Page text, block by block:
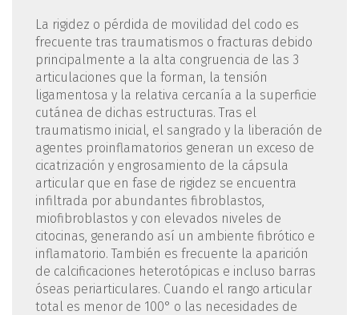
La rigidez o pérdida de movilidad del codo es
frecuente tras traumatismos o fracturas debido
principalmente a la alta congruencia de las 3
articulaciones que la forman, la tensión
ligamentosa y la relativa cercanía a la superficie
cutánea de dichas estructuras. Tras el
traumatismo inicial, el sangrado y la liberación de
agentes proinflamatorios generan un exceso de
cicatrización y engrosamiento de la cápsula
articular que en fase de rigidez se encuentra
infiltrada por abundantes fibroblastos,
miofibroblastos y con elevados niveles de
citocinas, generando así un ambiente fibrótico e
inflamatorio. También es frecuente la aparición
de calcificaciones heterotópicas e incluso barras
óseas periarticulares. Cuando el rango articular
total es menor de 100° o las necesidades de